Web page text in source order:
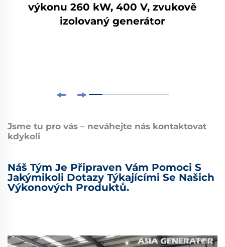
výkonu 260 kW, 400 V, zvukově
izolovaný generátor
Jsme tu pro vás – neváhejte nás kontaktovat
kdykoli
Náš Tým Je Připraven Vám Pomoci S
Jakýmikoli Dotazy Týkajícími Se Našich
Výkonových Produktů.